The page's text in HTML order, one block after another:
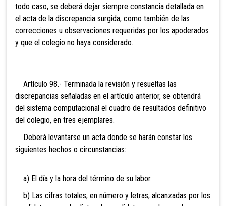
todo caso, se deberá dejar siempre constancia detallada en
el acta de la discrepancia surgida, como también de las
correcciones u observaciones requeridas por los apoderados
y que el colegio no haya considerado.
Artículo 98.- Terminada la revisión y resueltas las
discrepancias señaladas en el artículo anterior, se obtendrá
del sistema computacional el cuadro de resultados definitivo
del colegio, en tres ejemplares.
Deberá levantarse un acta donde se harán constar los
siguientes hechos o circunstancias:
a) El día y la hora del término de su labor.
b) Las cifras totales, en número y letras, alcanzadas por los